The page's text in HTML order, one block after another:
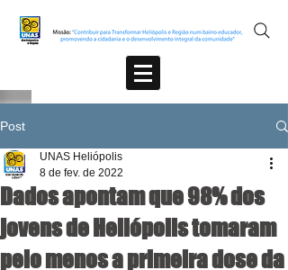
Post
Dados apontam que 98% dos
jovens de Heliópolis tomaram
pelo menos a primeira dose da
UNAS Heliópolis
8 de fev. de 2022